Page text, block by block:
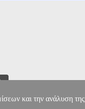
και την ανάλυση της